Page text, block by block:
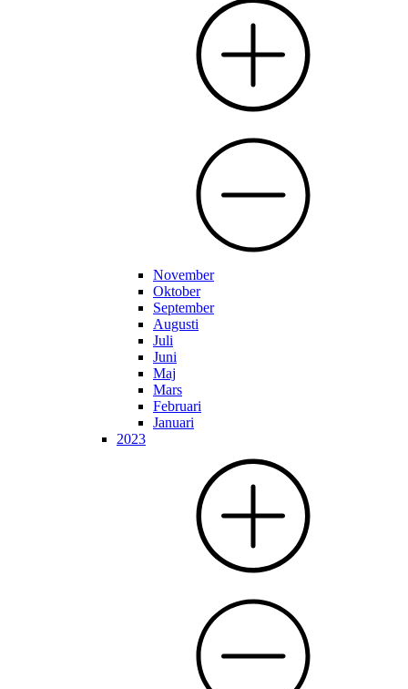
November
Oktober
September
Augusti
Juli
Juni
Maj
Mars
Februari
Januari
2023